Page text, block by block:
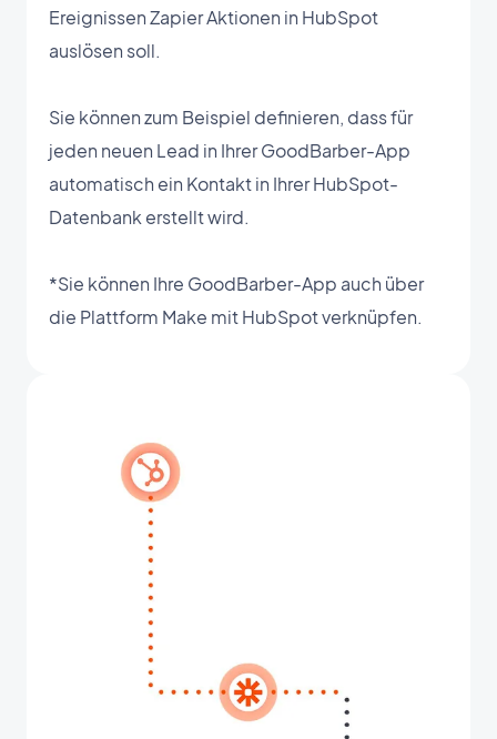
Ereignissen Zapier Aktionen in HubSpot
auslösen soll.
Sie können zum Beispiel definieren, dass für
jeden neuen Lead in Ihrer GoodBarber-App
automatisch ein Kontakt in Ihrer HubSpot-
Datenbank erstellt wird.
*Sie können Ihre GoodBarber-App auch über
die Plattform Make mit HubSpot verknüpfen.